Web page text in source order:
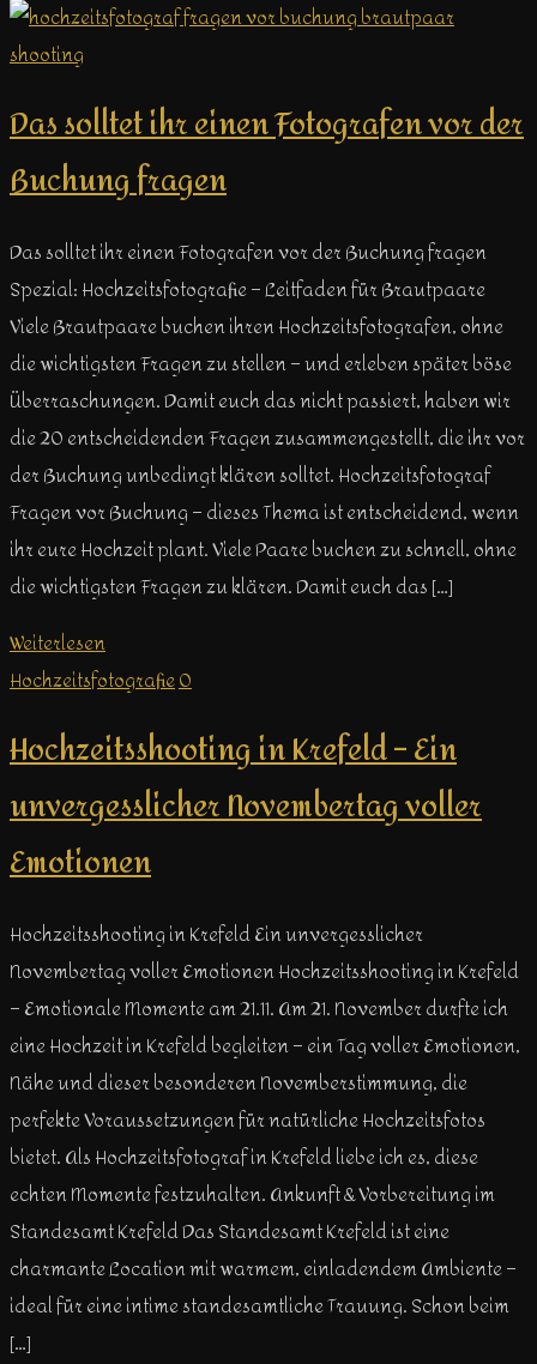
Das solltet ihr einen Fotografen vor der
Buchung fragen
Das solltet ihr einen Fotografen vor der Buchung fragen
Spezial: Hochzeitsfotografie – Leitfaden für Brautpaare
Viele Brautpaare buchen ihren Hochzeitsfotografen, ohne
die wichtigsten Fragen zu stellen – und erleben später böse
Überraschungen. Damit euch das nicht passiert, haben wir
die 20 entscheidenden Fragen zusammengestellt, die ihr vor
der Buchung unbedingt klären solltet. Hochzeitsfotograf
Fragen vor Buchung – dieses Thema ist entscheidend, wenn
ihr eure Hochzeit plant. Viele Paare buchen zu schnell, ohne
die wichtigsten Fragen zu klären. Damit euch das […]
Weiterlesen
Hochzeitsfotografie0
Hochzeitsshooting in Krefeld – Ein
unvergesslicher Novembertag voller
Emotionen
Hochzeitsshooting in Krefeld Ein unvergesslicher
Novembertag voller Emotionen Hochzeitsshooting in Krefeld
– Emotionale Momente am 21.11. Am 21. November durfte ich
eine Hochzeit in Krefeld begleiten – ein Tag voller Emotionen,
Nähe und dieser besonderen Novemberstimmung, die
perfekte Voraussetzungen für natürliche Hochzeitsfotos
bietet. Als Hochzeitsfotograf in Krefeld liebe ich es, diese
echten Momente festzuhalten. Ankunft & Vorbereitung im
Standesamt Krefeld Das Standesamt Krefeld ist eine
charmante Location mit warmem, einladendem Ambiente –
ideal für eine intime standesamtliche Trauung. Schon beim
[…]